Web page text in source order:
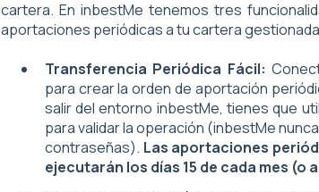
cartera. En inbestMe tenemos tres
aportaciones periódicas a tu cartera
Transferencia Periódica Fácil:
para crear la orden de aportación
salir del entorno inbestMe, tienes que
para validar la operación (inbestMe
contraseñas). Las aportaciones
ejecutarán los días 15 de cada mes (o